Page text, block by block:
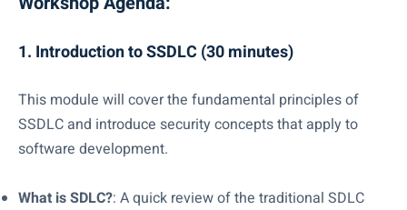
1. Introduction to SSDLC (30 minutes)
This module will cover the fundamental principles of
SSDLC and introduce security concepts that apply to
software development.
What is SDLC?: A quick review of the traditional SDLC